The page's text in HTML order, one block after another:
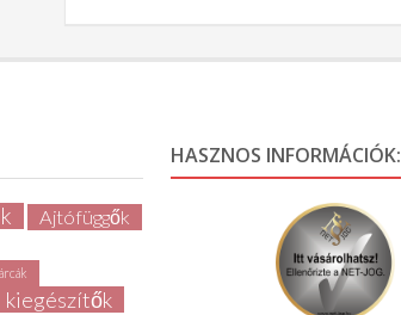
Ajtófüggők
HASZNOS INFORMÁCIÓK: